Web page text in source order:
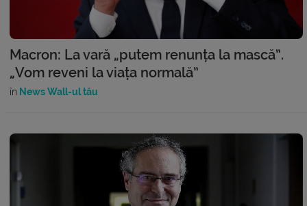
Macron: La vară „putem renunța la mască”.
„Vom reveni la viața normală”
în News Wall-ul tău